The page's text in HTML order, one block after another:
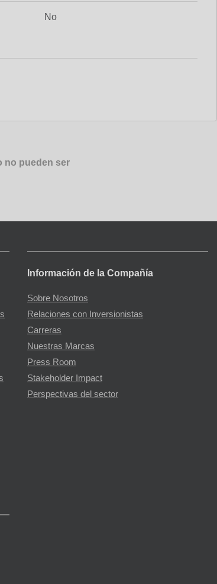
No
no pueden ser
Información de la Compañía
Sobre Nosotros
Relaciones con Inversionistas
Carreras
Nuestras Marcas
Press Room
Stakeholder Impact
Perspectivas del sector